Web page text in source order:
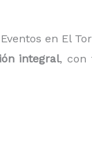
en El
integral, con